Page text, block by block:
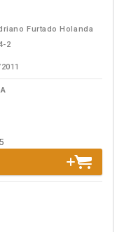
Furtado Holanda
2